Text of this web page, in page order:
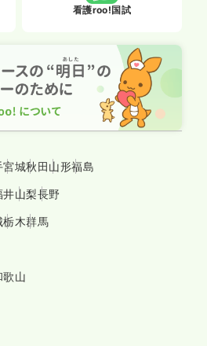
看護roo!国試
宮城秋田山形福島
井山梨長野
栃木群馬
歌山